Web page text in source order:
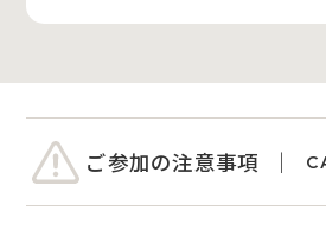
ご参加の注意事項